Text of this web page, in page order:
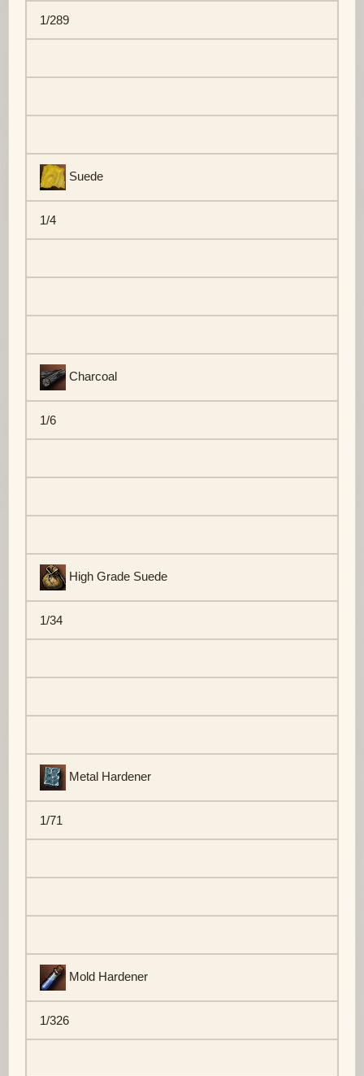
1/289
Suede
1/4
Charcoal
1/6
High Grade Suede
1/34
Metal Hardener
1/71
Mold Hardener
1/326